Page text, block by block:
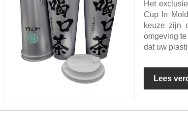
Het
Cup In
keuze zijn
omgeving
dat uw
Lees